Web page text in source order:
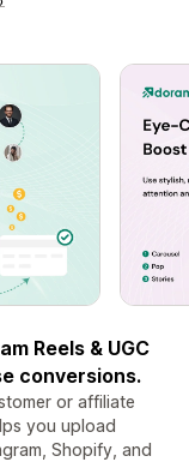
Reels & UGC
conversions.
or affiliate
you upload
Shopify, and